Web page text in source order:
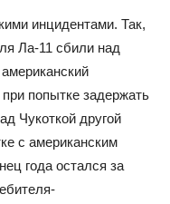
инцидентами. Так,
Ла-11 сбили над
попытке задержать
Чукоткой другой
с американским
года остался за